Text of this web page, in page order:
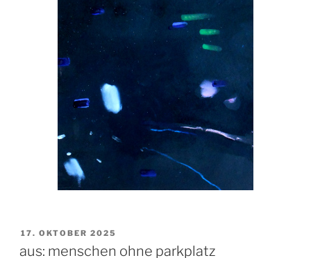
VERÖFFENTLICHT
17. OKTOBER 2025
aus: menschen ohne parkplatz